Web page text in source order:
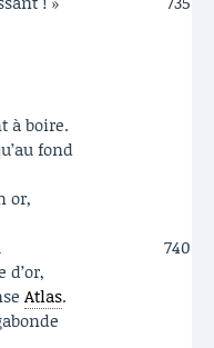
à boire.
fond
or,
740
Atlas.